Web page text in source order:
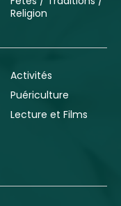
Religion
Activités
Puériculture
Lecture et Films